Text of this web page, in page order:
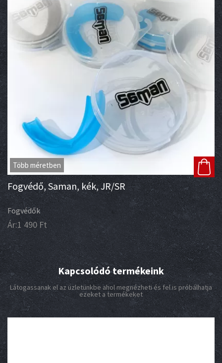
Több méretben
Fogvédő, Saman, kék, JR/SR
Fogvédők
Ár:1 490 Ft
Kapcsolódó termékeink
Látogassanak el az üzletünkbe ahol megnézheti és fel is próbálhatja
ezeket a termékeket